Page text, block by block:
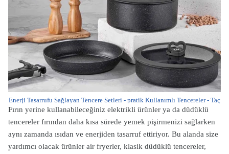
Enerji Tasarrufu Sağlayan Tencere Setleri - pratik Kullanımlı Tencereler - Taç
Fırın yerine kullanabileceğiniz elektrikli ürünler ya da düdüklü
tencereler fırından daha kısa sürede yemek pişirmenizi sağlarken
aynı zamanda ısıdan ve enerjiden tasarruf ettiriyor. Bu alanda size
yardımcı olacak ürünler air fryerler, klasik düdüklü tencereler,